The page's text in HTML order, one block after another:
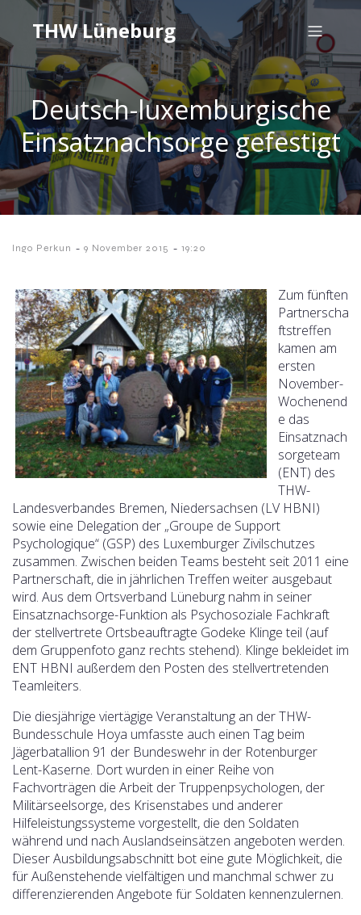
THW Lüneburg
Deutsch-luxemburgische
Einsatznachsorge gefestigt
Ingo Perkun - 9 November 2015 - 19:20
Zum fünften
Partnerscha
ftstreffen
kamen am
ersten
November-
Wochenend
e das
Einsatznach
sorgeteam
(ENT) des
THW-
Landesverbandes Bremen, Niedersachsen (LV HBNI)
sowie eine Delegation der „Groupe de Support
Psychologique“ (GSP) des Luxemburger Zivilschutzes
zusammen. Zwischen beiden Teams besteht seit 2011 eine
Partnerschaft, die in jährlichen Treffen weiter ausgebaut
wird. Aus dem Ortsverband Lüneburg nahm in seiner
Einsatznachsorge-Funktion als Psychosoziale Fachkraft
der stellvertrete Ortsbeauftragte Godeke Klinge teil (auf
dem Gruppenfoto ganz rechts stehend). Klinge bekleidet im
ENT HBNI außerdem den Posten des stellvertretenden
Teamleiters.
Die diesjährige viertägige Veranstaltung an der THW-
Bundesschule Hoya umfasste auch einen Tag beim
Jägerbatallion 91 der Bundeswehr in der Rotenburger
Lent-Kaserne. Dort wurden in einer Reihe von
Fachvorträgen die Arbeit der Truppenpsychologen, der
Militärseelsorge, des Krisenstabes und anderer
Hilfeleistungssysteme vorgestellt, die den Soldaten
während und nach Auslandseinsätzen angeboten werden.
Dieser Ausbildungsabschnitt bot eine gute Möglichkeit, die
für Außenstehende vielfältigen und manchmal schwer zu
differenzierenden Angebote für Soldaten kennenzulernen.